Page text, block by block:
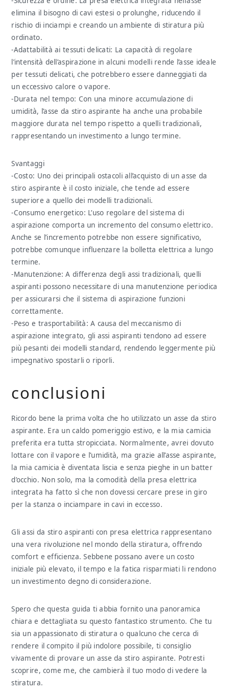
elimina il bisogno di cavi estesi o prolunghe, riducendo il
rischio di inciampi e creando un ambiente di stiratura più
ordinato.
-Adattabilità ai tessuti delicati: La capacità di regolare
l’intensità dell’aspirazione in alcuni modelli rende l’asse ideale
per tessuti delicati, che potrebbero essere danneggiati da
un eccessivo calore o vapore.
-Durata nel tempo: Con una minore accumulazione di
umidità, l’asse da stiro aspirante ha anche una probabile
maggiore durata nel tempo rispetto a quelli tradizionali,
rappresentando un investimento a lungo termine.
Svantaggi
-Costo: Uno dei principali ostacoli all’acquisto di un asse da
stiro aspirante è il costo iniziale, che tende ad essere
superiore a quello dei modelli tradizionali.
-Consumo energetico: L’uso regolare del sistema di
aspirazione comporta un incremento del consumo elettrico.
Anche se l’incremento potrebbe non essere significativo,
potrebbe comunque influenzare la bolletta elettrica a lungo
termine.
-Manutenzione: A differenza degli assi tradizionali, quelli
aspiranti possono necessitare di una manutenzione periodica
per assicurarsi che il sistema di aspirazione funzioni
correttamente.
-Peso e trasportabilità: A causa del meccanismo di
aspirazione integrato, gli assi aspiranti tendono ad essere
più pesanti dei modelli standard, rendendo leggermente più
impegnativo spostarli o riporli.
conclusioni
Ricordo bene la prima volta che ho utilizzato un asse da stiro
aspirante. Era un caldo pomeriggio estivo, e la mia camicia
preferita era tutta stropicciata. Normalmente, avrei dovuto
lottare con il vapore e l’umidità, ma grazie all’asse aspirante,
la mia camicia è diventata liscia e senza pieghe in un batter
d’occhio. Non solo, ma la comodità della presa elettrica
integrata ha fatto sì che non dovessi cercare prese in giro
per la stanza o inciampare in cavi in eccesso.
Gli assi da stiro aspiranti con presa elettrica rappresentano
una vera rivoluzione nel mondo della stiratura, offrendo
comfort e efficienza. Sebbene possano avere un costo
iniziale più elevato, il tempo e la fatica risparmiati li rendono
un investimento degno di considerazione.
Spero che questa guida ti abbia fornito una panoramica
chiara e dettagliata su questo fantastico strumento. Che tu
sia un appassionato di stiratura o qualcuno che cerca di
rendere il compito il più indolore possibile, ti consiglio
vivamente di provare un asse da stiro aspirante. Potresti
scoprire, come me, che cambierà il tuo modo di vedere la
stiratura.